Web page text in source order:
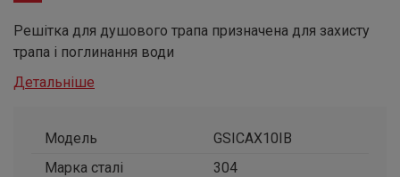
Решітка для душового трапа призначена для захисту
трапа і поглинання води
Детальніше
Модель
GSICAX10IB
Марка сталі
304